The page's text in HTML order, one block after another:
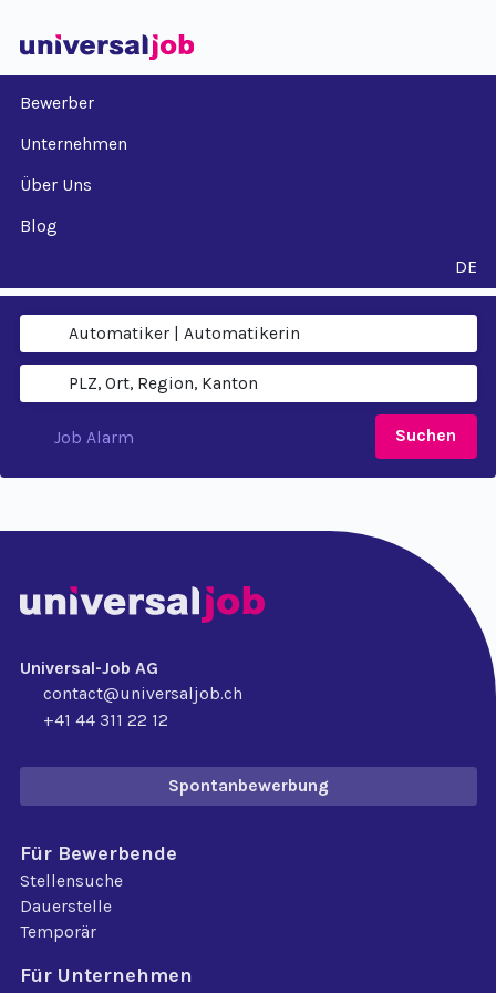
Bewerber
Unternehmen
Über Uns
Blog
DE
Suchen
Job Alarm
Universal-Job AG
contact@universaljob.ch
+41 44 311 22 12
Spontanbewerbung
Für Bewerbende
Stellensuche
Dauerstelle
Temporär
Für Unternehmen